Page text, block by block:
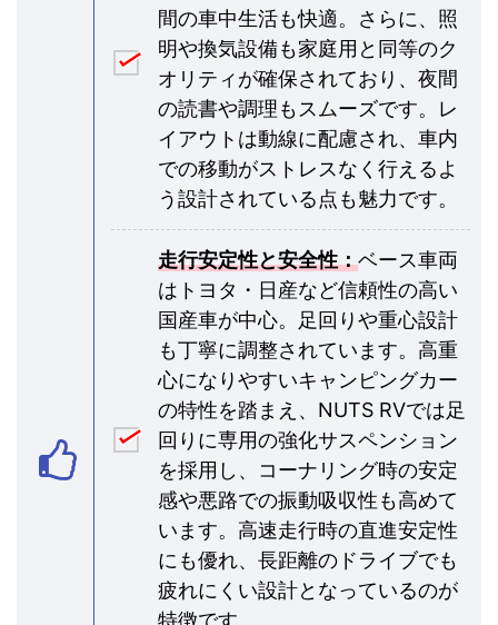
間の車中生活も快適。さらに、照
明や換気設備も家庭用と同等のク
オリティが確保されており、夜間
の読書や調理もスムーズです。レ
イアウトは動線に配慮され、車内
での移動がストレスなく行えるよ
う設計されている点も魅力です。
走行安定性と安全性：ベース車両
はトヨタ・日産など信頼性の高い
国産車が中心。足回りや重心設計
も丁寧に調整されています。高重
心になりやすいキャンピングカー
の特性を踏まえ、NUTS RVでは足
回りに専用の強化サスペンション
を採用し、コーナリング時の安定
感や悪路での振動吸収性も高めて
います。高速走行時の直進安定性
にも優れ、長距離のドライブでも
疲れにくい設計となっているのが
特徴です。